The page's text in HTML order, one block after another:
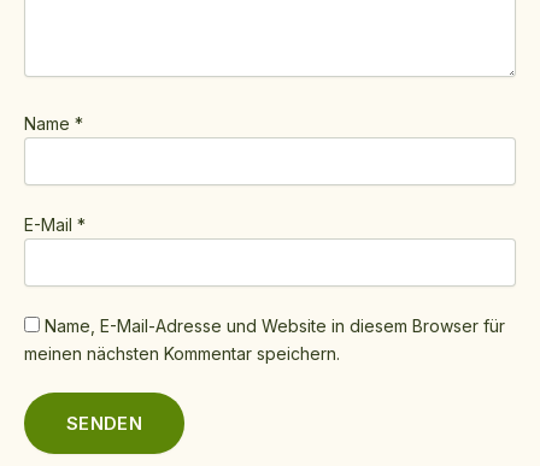
Name *
E-Mail *
Name, E-Mail-Adresse und Website in diesem Browser für
meinen nächsten Kommentar speichern.